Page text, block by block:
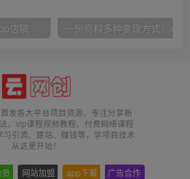
发各大平台项目资源、专注分享新
、vip课程视频教程、付费网络课程
习引流、建站、赚钱等，学项目技术
从这里开始！
网站加盟 app下载 广告合作